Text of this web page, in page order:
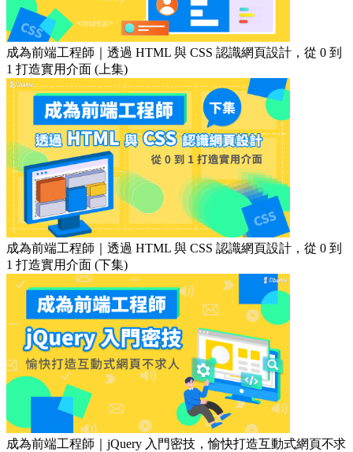
成為前端工程師｜透過 HTML 與 CSS 認識網頁設計，從 0 到
1 打造實用介面 (上集)
成為前端工程師｜透過 HTML 與 CSS 認識網頁設計，從 0 到
1 打造實用介面 (下集)
成為前端工程師｜jQuery 入門密技，愉快打造互動式網頁不求